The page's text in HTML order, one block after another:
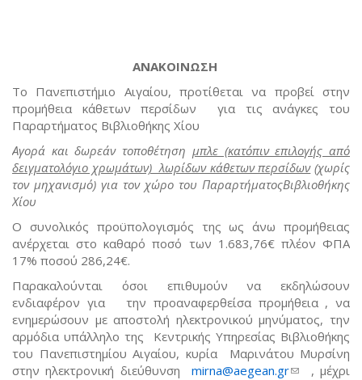
ΑΝΑΚΟΙΝΩΣΗ
Το Πανεπιστήμιο Αιγαίου, προτίθεται να προβεί στην
προμήθεια κάθετων περσίδων για τις ανάγκες του
Παραρτήματος Βιβλιοθήκης Χίου
Αγορά και δωρεάν τοποθέτηση μπλε (κατόπιν επιλογής από
δειγματολόγιο χρωμάτων) λωρίδων κάθετων περσίδων(χωρίς
τον μηχανισμό) για τον χώρο του ΠαραρτήματοςΒιβλιοθήκης
Χίου
Ο συνολικός προϋπολογισμός της ως άνω προμήθειας
ανέρχεται στο καθαρό ποσό των 1.683,76€ πλέον ΦΠΑ
17% ποσού 286,24€.
Παρακαλούνται όσοι επιθυμούν να εκδηλώσουν
ενδιαφέρον για την προαναφερθείσα προμήθεια , να
ενημερώσουν με αποστολή ηλεκτρονικού μηνύματος, την
αρμόδια υπάλληλο της Κεντρικής Υπηρεσίας Βιβλιοθήκης
του Πανεπιστημίου Αιγαίου, κυρία Μαρινάτου Μυρσίνη
στην ηλεκτρονική διεύθυνσηmirna@aegean.gr(link sends
, μέχρι